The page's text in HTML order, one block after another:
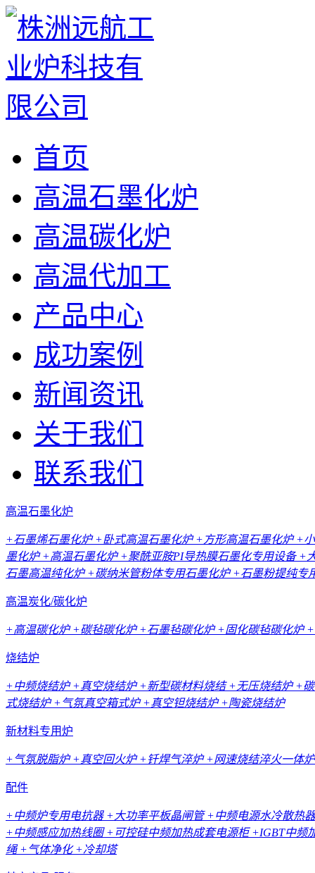
首页
高温石墨化炉
高温碳化炉
高温代加工
产品中心
成功案例
新闻资讯
关于我们
联系我们
高温石墨化炉
+石墨烯石墨化炉+卧式高温石墨化炉+方形高温石墨化炉+
墨化炉+高温石墨化炉+聚酰亚胺PI导热膜石墨化专用设备 +
石墨高温纯化炉+碳纳米管粉体专用石墨化炉+石墨粉提纯专
高温炭化/碳化炉
+高温碳化炉+碳毡碳化炉+石墨毡碳化炉+固化碳毡碳化炉
烧结炉
+中频烧结炉+真空烧结炉+新型碳材料烧结+无压烧结炉+
式烧结炉+气氛真空箱式炉+真空钽烧结炉+陶瓷烧结炉
新材料专用炉
+气氛脱脂炉+真空回火炉+钎焊气淬炉+网速烧结淬火一体炉
配件
+中频炉专用电抗器 +大功率平板晶闸管+中频电源水冷散热
+中频感应加热线圈+可控硅中频加热成套电源柜+IGBT中频
绳 +气体净化+冷却塔